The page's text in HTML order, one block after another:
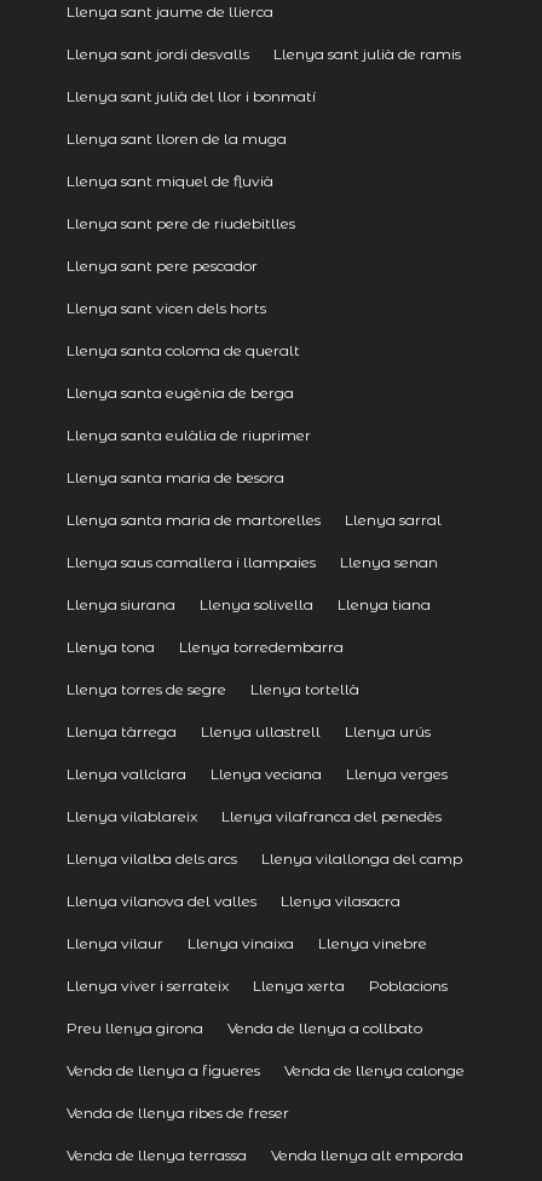
Llenya sant jaume de llierca
Llenya sant jordi desvalls Llenya sant julià de ramis
Llenya sant julià del llor i bonmatí
Llenya sant lloren de la muga
Llenya sant miquel de fluvià
Llenya sant pere de riudebitlles
Llenya sant pere pescador
Llenya sant vicen dels horts
Llenya santa coloma de queralt
Llenya santa eugènia de berga
Llenya santa eulàlia de riuprimer
Llenya santa maria de besora
Llenya santa maria de martorelles Llenya sarral
Llenya saus camallera i llampaies Llenya senan
Llenya siurana Llenya solivella Llenya tiana
Llenya tona Llenya torredembarra
Llenya torres de segre Llenya tortellà
Llenya tàrrega Llenya ullastrell Llenya urús
Llenya vallclara Llenya veciana Llenya verges
Llenya vilablareix Llenya vilafranca del penedès
Llenya vilalba dels arcs Llenya vilallonga del camp
Llenya vilanova del valles Llenya vilasacra
Llenya vilaur Llenya vinaixa Llenya vinebre
Llenya viver i serrateix Llenya xerta Poblacions
Preu llenya girona Venda de llenya a collbato
Venda de llenya a figueres Venda de llenya calonge
Venda de llenya ribes de freser
Venda de llenya terrassa Venda llenya alt emporda